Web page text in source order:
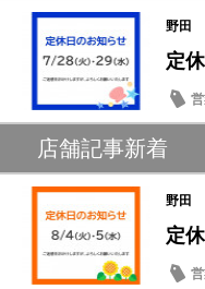
野田
定
店舗記事新着
野田
定